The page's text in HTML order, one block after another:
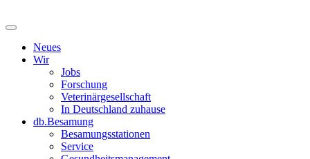
Neues
Wir
Jobs
Forschung
Veterinärgesellschaft
In Deutschland zuhause
db.Besamung
Besamungsstationen
Service